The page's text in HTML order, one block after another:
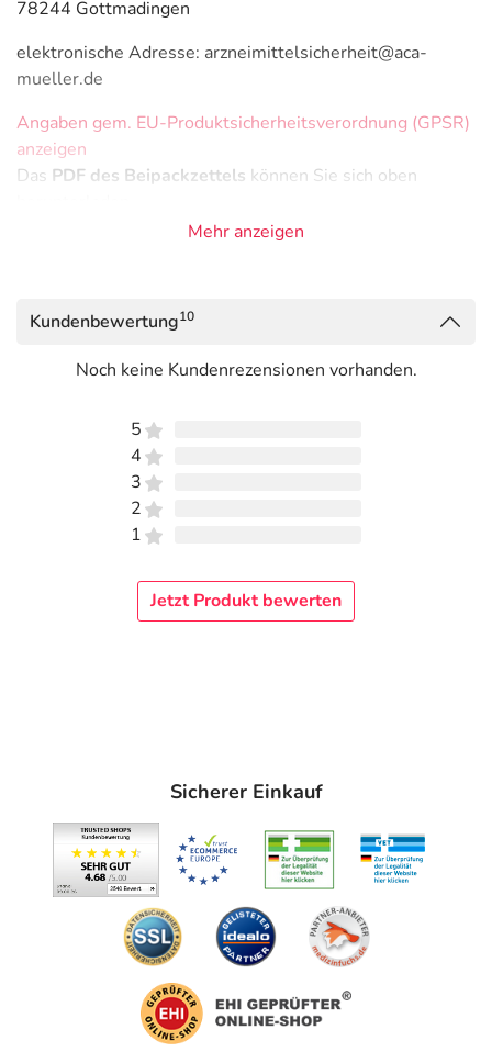
78244 Gottmadingen
elektronische Adresse: arzneimittelsicherheit@aca-
mueller.de
Angaben gem. EU-Produktsicherheitsverordnung (GPSR)
anzeigen
Das PDF des Beipackzettels können Sie sich oben
Mehr anzeigen
Kundenbewertung10
Noch keine Kundenrezensionen vorhanden.
5
4
3
2
1
Jetzt Produkt bewerten
Sicherer Einkauf